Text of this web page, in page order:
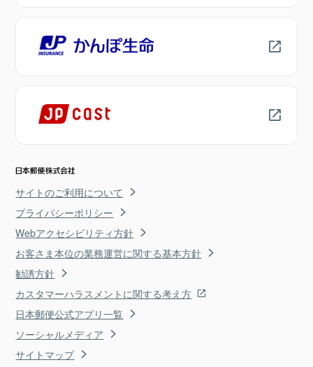
サイトのご利用について
プライバシーポリシー
Webアクセシビリティ方針
お客さま本位の業務運営に関する基本方針
勧誘方針
カスタマーハラスメントに関する考え方
日本郵便公式アプリ一覧
ソーシャルメディア
サイトマップ